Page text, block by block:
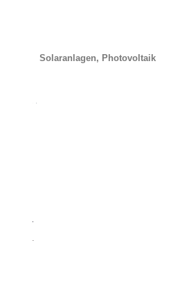
Solaranlagen, Photovoltaik